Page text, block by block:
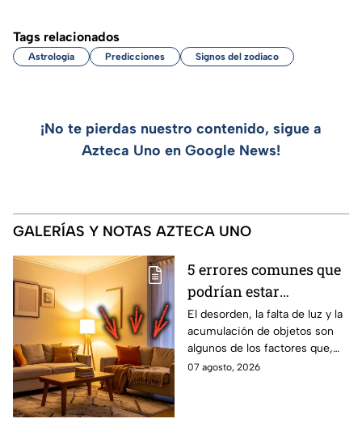
Tags relacionados
Astrología Predicciones Signos del zodiaco
¡No te pierdas nuestro contenido, sigue a
Azteca Uno en Google News!
GALERÍAS Y NOTAS AZTECA UNO
5 errores comunes que
podrían estar
afectando la energía de
un hogar
El desorden, la falta de luz y la
acumulación de objetos son
algunos de los factores que,
según el Feng Shui y los
07 agosto, 2026